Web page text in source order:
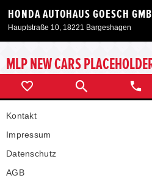
HONDA AUTOHAUS GOESCH
Hauptstraße 10, 18221 Bargeshagen
Neuwagen
Gebrauchtwagen
Angebote
Service & Zubehör
MLP NEW CARS
Kontakt
Impressum
Datenschutz
AGB